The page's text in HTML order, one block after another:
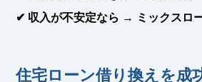
✔ 収入が不安定なら → ミックスロ
住宅ローン借り換えを成